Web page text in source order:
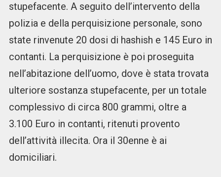
stupefacente. A seguito dell’intervento della
polizia e della perquisizione personale, sono
state rinvenute 20 dosi di hashish e 145 Euro in
contanti. La perquisizione è poi proseguita
nell’abitazione dell’uomo, dove è stata trovata
ulteriore sostanza stupefacente, per un totale
complessivo di circa 800 grammi, oltre a
3.100 Euro in contanti, ritenuti provento
dell’attività illecita. Ora il 30enne è ai
domiciliari.